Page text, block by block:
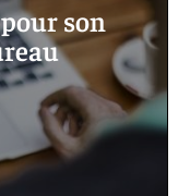
son